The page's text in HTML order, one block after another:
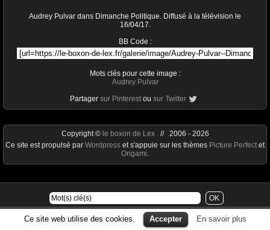
Audrey Pulvar dans Dimanche Politique. Diffusé à la télévision le
16/04/17.
BB Code :
Mots clés pour cette image :
Audrey Pulvar
Partager sur Pinterest ou sur Twitter
Ce site web utilise des cookies. Accepter En savoir plus
Copyright © le boxon de Lex// 2006 - 2026
Ce site est propulsé par Wordpress et s'appuie sur les thèmes Picture Perfect et
Origami.